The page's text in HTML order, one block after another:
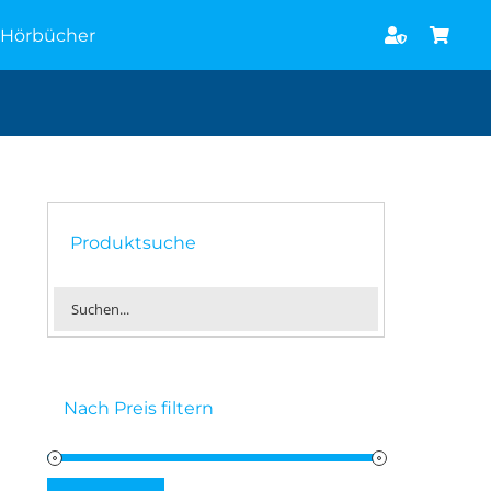
Hörbücher
Produktsuche
Nach Preis filtern